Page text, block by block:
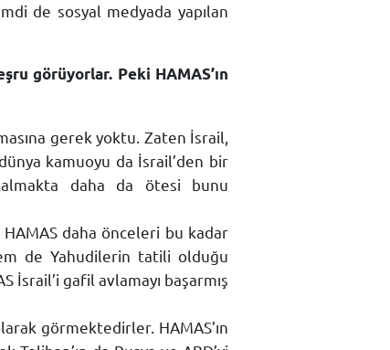
de sosyal medyada yapılan
görüyorlar. Peki HAMAS’ın
gerek yoktu. Zaten İsrail,
kamuoyu da İsrail’den bir
daha da ötesi bunu
HAMAS daha önceleri bu kadar
de Yahudilerin tatili olduğu
İsrail’i gafil avlamayı başarmış
görmektedirler. HAMAS’ın